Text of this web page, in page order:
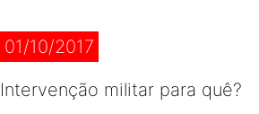
01/10/2017
Intervenção militar para quê?